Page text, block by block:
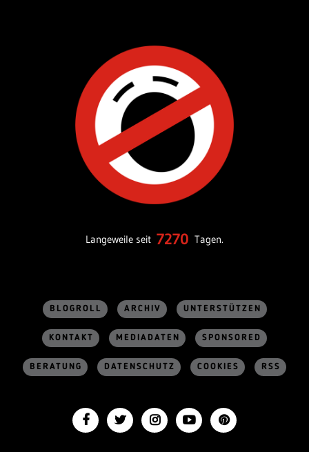
Langeweile seit 7270 Tagen.
BLOGROLL ARCHIV UNTERSTÜTZEN
KONTAKT MEDIADATEN SPONSORED
BERATUNG DATENSCHUTZ COOKIES RSS